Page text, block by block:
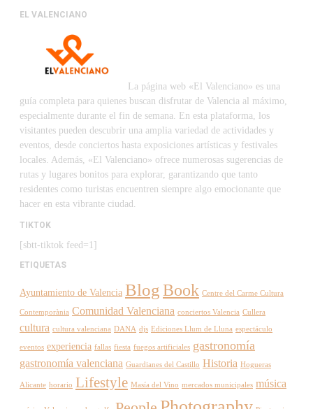
EL VALENCIANO
La página web «El Valenciano» es una
guía completa para quienes buscan disfrutar de Valencia al máximo,
especialmente durante el fin de semana. En esta plataforma, los
visitantes pueden descubrir una amplia variedad de actividades y
eventos, desde conciertos hasta exposiciones artísticas y festivales
locales. Además, «El Valenciano» ofrece numerosas sugerencias de
rutas y lugares bonitos para explorar, garantizando que tanto
residentes como turistas encuentren siempre algo emocionante que
hacer en esta vibrante ciudad.
TIKTOK
[sbtt-tiktok feed=1]
ETIQUETAS
Ayuntamiento de Valencia BlogBook Centre del Carme Cultura
Contemporània Comunidad Valenciana conciertos Valencia Cullera
cultura cultura valenciana DANA djs Ediciones Llum de Lluna espectáculo
eventos experiencia fallas fiesta fuegos artificiales gastronomía
gastronomía valenciana Guardianes del Castillo Historia Hogueras
Alicante horario Lifestyle Masía del Vino mercados municipales música